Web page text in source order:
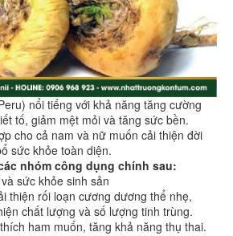
nổi tiếng với khả năng tăng cường
tố, giảm mệt mỏi và tăng sức bền.
cho cả nam và nữ muốn cải thiện đời
sức khỏe toàn diện.
nhóm công dụng chính sau:
sức khỏe sinh sản
thiện rối loạn cương dương thể nhẹ,
chất lượng và số lượng tinh trùng.
ham muốn, tăng khả năng thụ thai.